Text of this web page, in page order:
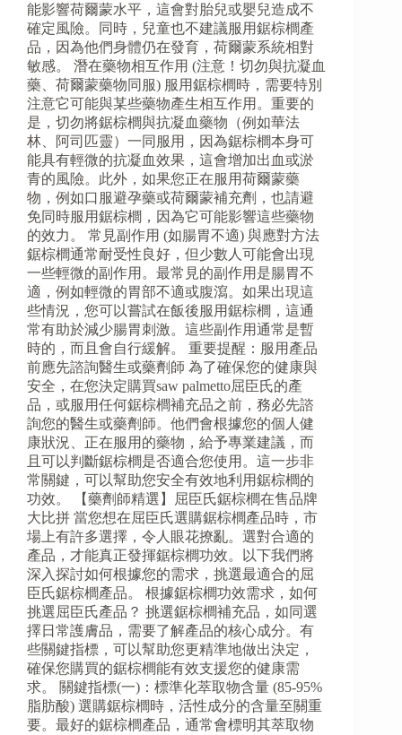
能影響荷爾蒙水平，這會對胎兒或嬰兒造成不
確定風險。同時，兒童也不建議服用鋸棕櫚產
品，因為他們身體仍在發育，荷爾蒙系統相對
敏感。 潛在藥物相互作用 (注意！切勿與抗凝血
藥、荷爾蒙藥物同服) 服用鋸棕櫚時，需要特別
注意它可能與某些藥物產生相互作用。重要的
是，切勿將鋸棕櫚與抗凝血藥物（例如華法
林、阿司匹靈）一同服用，因為鋸棕櫚本身可
能具有輕微的抗凝血效果，這會增加出血或淤
青的風險。此外，如果您正在服用荷爾蒙藥
物，例如口服避孕藥或荷爾蒙補充劑，也請避
免同時服用鋸棕櫚，因為它可能影響這些藥物
的效力。 常見副作用 (如腸胃不適) 與應對方法
鋸棕櫚通常耐受性良好，但少數人可能會出現
一些輕微的副作用。最常見的副作用是腸胃不
適，例如輕微的胃部不適或腹瀉。如果出現這
些情況，您可以嘗試在飯後服用鋸棕櫚，這通
常有助於減少腸胃刺激。這些副作用通常是暫
時的，而且會自行緩解。 重要提醒：服用產品
前應先諮詢醫生或藥劑師 為了確保您的健康與
安全，在您決定購買saw palmetto屈臣氏的產
品，或服用任何鋸棕櫚補充品之前，務必先諮
詢您的醫生或藥劑師。他們會根據您的個人健
康狀況、正在服用的藥物，給予專業建議，而
且可以判斷鋸棕櫚是否適合您使用。這一步非
常關鍵，可以幫助您安全有效地利用鋸棕櫚的
功效。 【藥劑師精選】屈臣氏鋸棕櫚在售品牌
大比拼 當您想在屈臣氏選購鋸棕櫚產品時，市
場上有許多選擇，令人眼花撩亂。選對合適的
產品，才能真正發揮鋸棕櫚功效。以下我們將
深入探討如何根據您的需求，挑選最適合的屈
臣氏鋸棕櫚產品。 根據鋸棕櫚功效需求，如何
挑選屈臣氏產品？ 挑選鋸棕櫚補充品，如同選
擇日常護膚品，需要了解產品的核心成分。有
些關鍵指標，可以幫助您更精準地做出決定，
確保您購買的鋸棕櫚能有效支援您的健康需
求。 關鍵指標(一)：標準化萃取物含量 (85-95%
脂肪酸) 選購鋸棕櫚時，活性成分的含量至關重
要。最好的鋸棕櫚產品，通常會標明其萃取物